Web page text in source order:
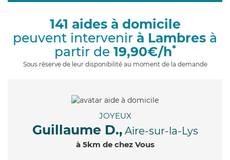
g
i
141 aides à domicile
peuvent intervenir à Lambres à
partir de 19,90€/h*
Sous réserve de leur disponibilité au moment de la demande
JOYEUX
Guillaume D., Aire-sur-la-Lys
à 5km de chez Vous